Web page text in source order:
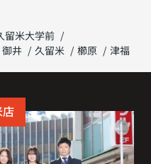
留米大学前
御井 久留米 櫛原 津福